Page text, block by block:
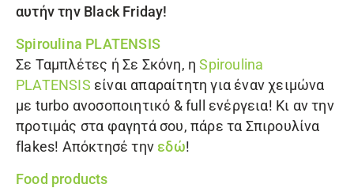
αυτήν την Black Friday!
Spiroulina PLATENSIS
Σε Ταμπλέτες ή Σε Σκόνη, ηSpiroulina
PLATENSIS είναι απαραίτητη για έναν χειμώνα
με turbo ανοσοποιητικό & full ενέργεια! Κι αν την
προτιμάς στα φαγητά σου, πάρε τα Σπιρουλίνα
flakes! Απόκτησέ την εδώ!
Food products